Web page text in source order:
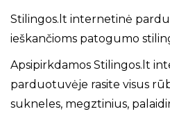
Stilingos.lt internetinė
ieškančioms patogumo
Apsipirkdamos Stilingos.lt
parduotuvėje rasite visus
sukneles, megztinius,